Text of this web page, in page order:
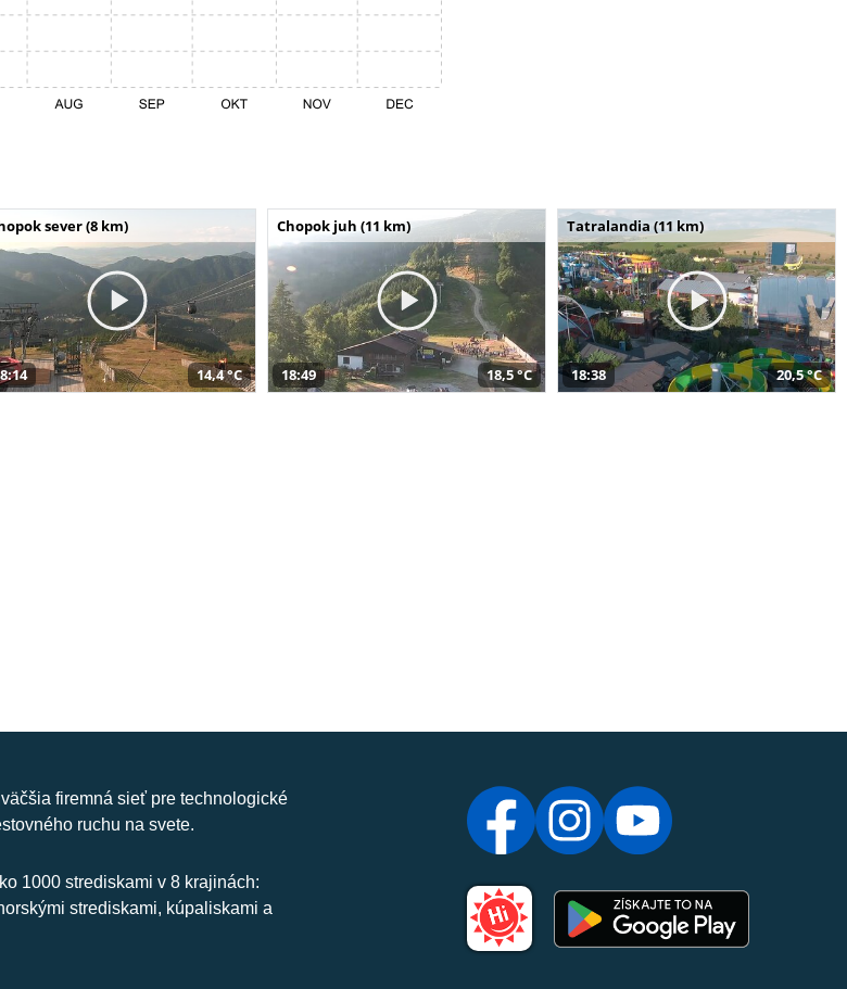
sever (8 km)
14,4 °C
Chopok juh (11 km)
18:49 18,5 °C
Tatralandia (11 km)
18:38 20,5 °C
firemná sieť pre technologické
ruchu na svete.
1000 strediskami v 8 krajinách:
strediskami, kúpaliskami a